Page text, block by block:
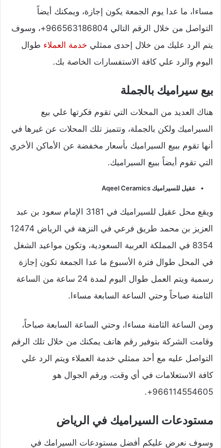
مساءا، ما عدا يوم الجمعة يكون إجازة، ويمكنك أيضاً
التواصل من خلال الرقم التالي 966563186804+، وسوف
يتم الرد عليك من خلال إحدى ممثلي خدمة العملاء طوال
اليوم والرد علي كافة الاستفسارات الخاصة بك.
بيع سيراميك بالجملة
هناك العديد من المحلات التي تقوم فكرتها علي بيع
السيراميك ولكن بالجملة، وتتميز تلك المحلات عن غيرها في
أنها تقوم ببيع السيراميك بأسعار مخفضة عن الأماكن الأخري
التي تقوم أيضاً ببيع السيراميك.
عقيل للسيراميك Aqeel Ceramics
ويقع محل عقيل للسيراميك في 3181 الإمام سعود بن عبد
العزيز بن محمد طريق فرعي في النزهة في الرياض 12474
8354 في المملكة العربية السعودية، وتكون مواعيد الشغل
في المحل طوال فترة الأسبوع ما عدا الجمعة تكون إجازة
رسمية ويتم العمل طوال اليوم لمدة 24 ساعة من الساعة
الثامنة صباحاً وحتي الساعة السابعة مساءا.
ومن الساعة الثامنة مساءا، وحتي الساعة السابعة صباحاً،
وقامت الشركة بتوفير رقم هاتف يمكنك من خلال تلك الرقم
التواصل عليه مع أحد ممثلي خدمة العملاء ويتم الرد علي
كافة الاستعلامات في أي وقت، ورقم الجوال هو
966114554605+.
مستودعات السيراميك في الرياض
وسوف نعرض عليكم أفضل مستودعات السيرامك في